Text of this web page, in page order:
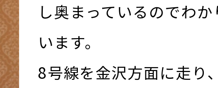
し奥まっているのでわ
います。
8号線を金沢方面に走り